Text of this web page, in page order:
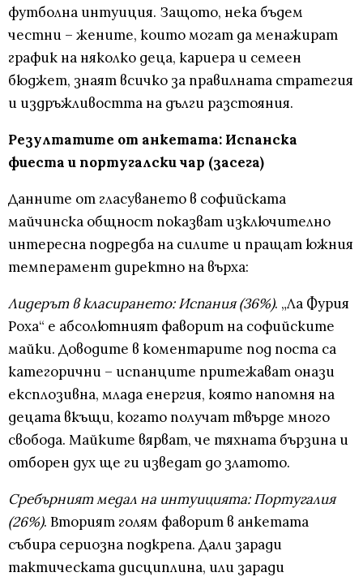
футболна интуиция. Защото, нека бъдем
честни – жените, които могат да менажират
график на няколко деца, кариера и семеен
бюджет, знаят всичко за правилната стратегия
и издръжливостта на дълги разстояния.
Резултатите от анкетата: Испанска
фиеста и португалски чар (засега)
Данните от гласуването в софийската
майчинска общност показват изключително
интересна подредба на силите и пращат южния
темперамент директно на върха:
Лидерът в класирането: Испания (36%). „Ла Фурия
Роха“ е абсолютният фаворит на софийските
майки. Доводите в коментарите под поста са
категорични – испанците притежават онази
експлозивна, млада енергия, която напомня на
децата вкъщи, когато получат твърде много
свобода. Майките вярват, че тяхната бързина и
отборен дух ще ги изведат до златото.
Сребърният медал на интуицията: Португалия
(26%). Вторият голям фаворит в анкетата
събира сериозна подкрепа. Дали заради
тактическата дисциплина, или заради